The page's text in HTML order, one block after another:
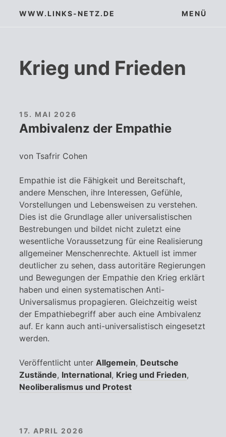
WWW.LINKS-NETZ.DE MENÜ
Krieg und Frieden
Ambivalenz der Empathie
15. MAI 2026
von Tsafrir Cohen
Empathie ist die Fähigkeit und Bereitschaft,
andere Menschen, ihre Interessen, Gefühle,
Vorstellungen und Lebensweisen zu verstehen.
Dies ist die Grundlage aller universalistischen
Bestrebungen und bildet nicht zuletzt eine
wesentliche Voraussetzung für eine Realisierung
allgemeiner Menschenrechte. Aktuell ist immer
deutlicher zu sehen, dass autoritäre Regierungen
und Bewegungen der Empathie den Krieg erklärt
haben und einen systematischen Anti-
Universalismus propagieren. Gleichzeitig weist
der Empathiebegriff aber auch eine Ambivalenz
auf. Er kann auch anti-universalistisch eingesetzt
werden.
Veröffentlicht unter Allgemein, Deutsche
Zustände, International, Krieg und Frieden,
Neoliberalismus und Protest
17. APRIL 2026